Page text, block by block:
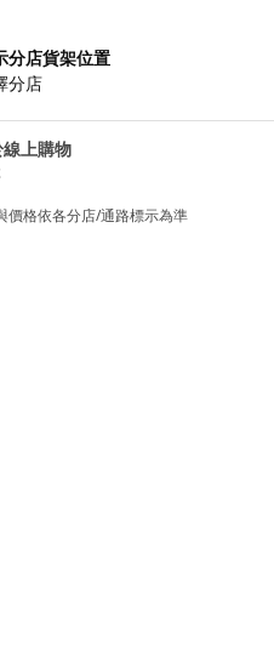
分店貨架位置
分店
上購物
價格依各分店/通路標示為準